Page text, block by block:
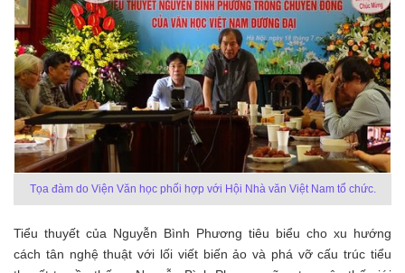
Tọa đàm do Viện Văn học phối hợp với Hội Nhà văn Việt Nam tổ chức.
Tiểu thuyết của Nguyễn Bình Phương tiêu biểu cho xu hướng
cách tân nghệ thuật với lối viết biến ảo và phá vỡ cấu trúc tiểu